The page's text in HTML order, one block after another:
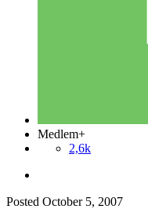
Medlem+
2,6k
Posted October 5, 2007